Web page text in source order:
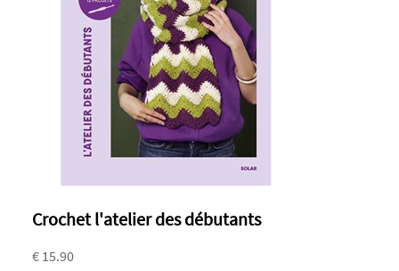
Crochet l'atelier des débutants
€ 15.90